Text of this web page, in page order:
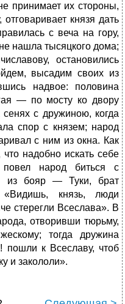
принимает их стороны,
князя дать
с веча на гору,
нашла тысяцкого дома;
остановились
высадим своих из
надвое: половина
— по мосту ко двору
с дружиною, когда
спор с князем; народ
с ним из окна. Как
надобно искать себе
народ биться с
из бояр — Туки, брат
«Видишь, князь, люди
стерегли Всеслава». В
отворивши тюрьму,
тогда дружина
пошли к Всеславу, чтоб
и закололи».